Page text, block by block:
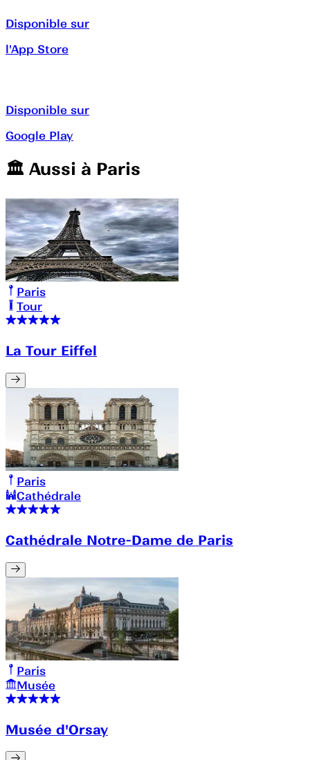
Disponible sur
l'App Store
Disponible sur
Google Play
🏛️️ Aussi à Paris
Paris
Tour
La Tour Eiffel
Paris
Cathédrale
Cathédrale Notre-Dame de Paris
Paris
Musée
Musée d'Orsay